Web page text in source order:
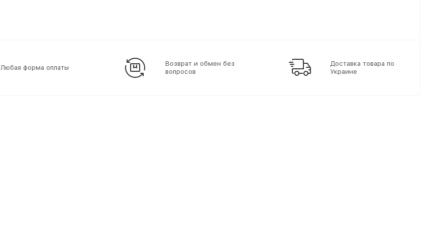
Любая форма оплаты
Возврат и обмен без
вопросов
Доставка товара по
Украине